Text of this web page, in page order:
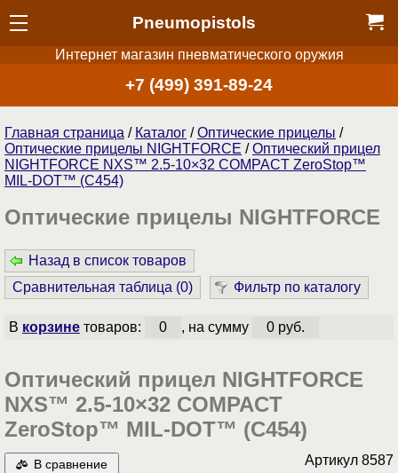
Pneumopistols
Интернет магазин пневматического оружия
+7 (499) 391-89-24
Главная страница / Каталог /Оптические прицелы /
Оптические прицелы NIGHTFORCE /Оптический прицел
NIGHTFORCE NXS™ 2.5-10×32 COMPACT ZeroStop™
MIL-DOT™ (C454)
Оптические прицелы NIGHTFORCE
Назад в список товаров
Сравнительная таблица (0) Фильтр по каталогу
В корзинетоваров: 0 , на сумму 0 руб.
Оптический прицел NIGHTFORCE
NXS™ 2.5-10×32 COMPACT
ZeroStop™ MIL-DOT™ (C454)
В сравнение Артикул 8587